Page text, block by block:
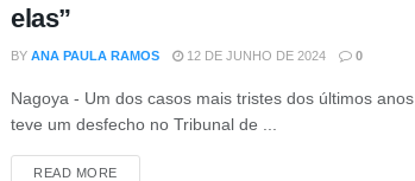
elas”
BY ANA PAULA RAMOS 12 DE JUNHO DE 2024 0
Nagoya - Um dos casos mais tristes dos últimos anos
teve um desfecho no Tribunal de ...
READ MOREDETAILS